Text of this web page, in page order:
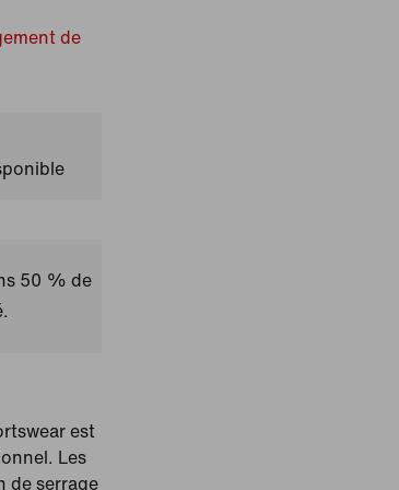
de
50 % de
est
Les
de serrage